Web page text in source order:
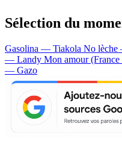
Sélection du
Gasolina — Tiakola No
— Landy Mon amour
— Gazo